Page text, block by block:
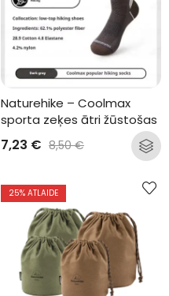
Naturehike – Coolmax
sporta zeķes ātri žūstošas
7,23 € 8,50€
25% ATLAIDE